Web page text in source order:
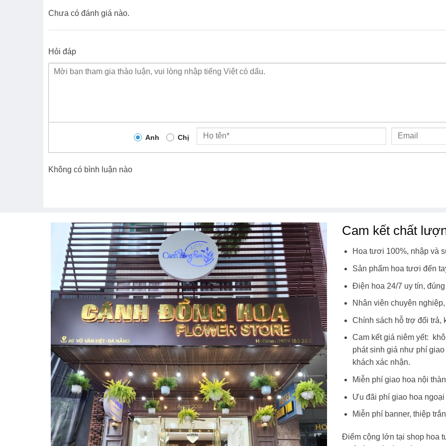
Chưa có đánh giá nào.
Hỏi đáp
Anh Chị
Không có bình luận nào
Cam kết chất
Hoa tươi 100%, nhập và
Sản phẩm hoa tươi đến
Điện hoa 24/7 uy tín,
Nhân viên chuyên
Chính sách hỗ trợ đổi trả,
Cam kết giá niêm yết:
phát sinh giá như phí
khách xác nhận.
Miễn phí giao hoa nội
Ưu đãi phí giao hoa
Miễn phí banner, thiệp
Điểm cộng lớn tại shop hoa